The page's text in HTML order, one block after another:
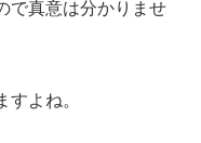
で真意は分かりませ
よね。